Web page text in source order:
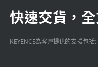
快速交貨，
KEYENCE為客戸提供的支援包